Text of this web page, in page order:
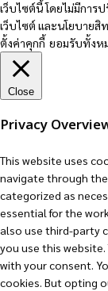
เว็บไซต์นี้ โดยไม่มีกา
เว็บไซต์ และนโยบายสิ
ตั้งค่าคุกกี้ ยอมรับทั้งห
Close
Privacy
This website uses
navigate through
categorized as
essential for the
also use third-party
you use this
with your consent.
cookies. But opting